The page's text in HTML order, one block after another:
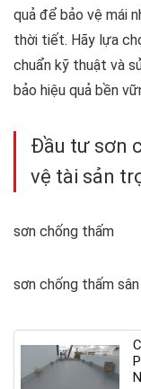
quả để bảo vệ mái
thời tiết. Hãy lựa
chuẩn kỹ thuật và
bảo hiệu quả bền
Đầu tư sơn
vệ tài sản
sơn chống thấm
sơn chống thấm